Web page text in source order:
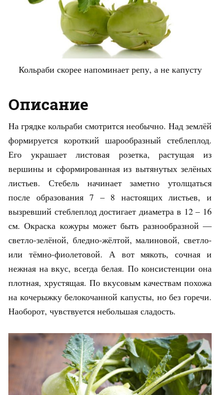
Кольраби скорее напоминает репу, а не капусту
Описание
На грядке кольраби смотрится необычно. Над землёй
формируется короткий шарообразный стеблеплод.
Его украшает листовая розетка, растущая из
вершины и сформированная из вытянутых зелёных
листьев. Стебель начинает заметно утолщаться
после образования 7 – 8 настоящих листьев, и
вызревший стеблеплод достигает диаметра в 12 – 16
см. Окраска кожуры может быть разнообразной —
светло-зелёной, бледно-жёлтой, малиновой, светло-
или тёмно-фиолетовой. А вот мякоть, сочная и
нежная на вкус, всегда белая. По консистенции она
плотная, хрустящая. По вкусовым качествам похожа
на кочерыжку белокочанной капусты, но без горечи.
Наоборот, чувствуется небольшая сладость.